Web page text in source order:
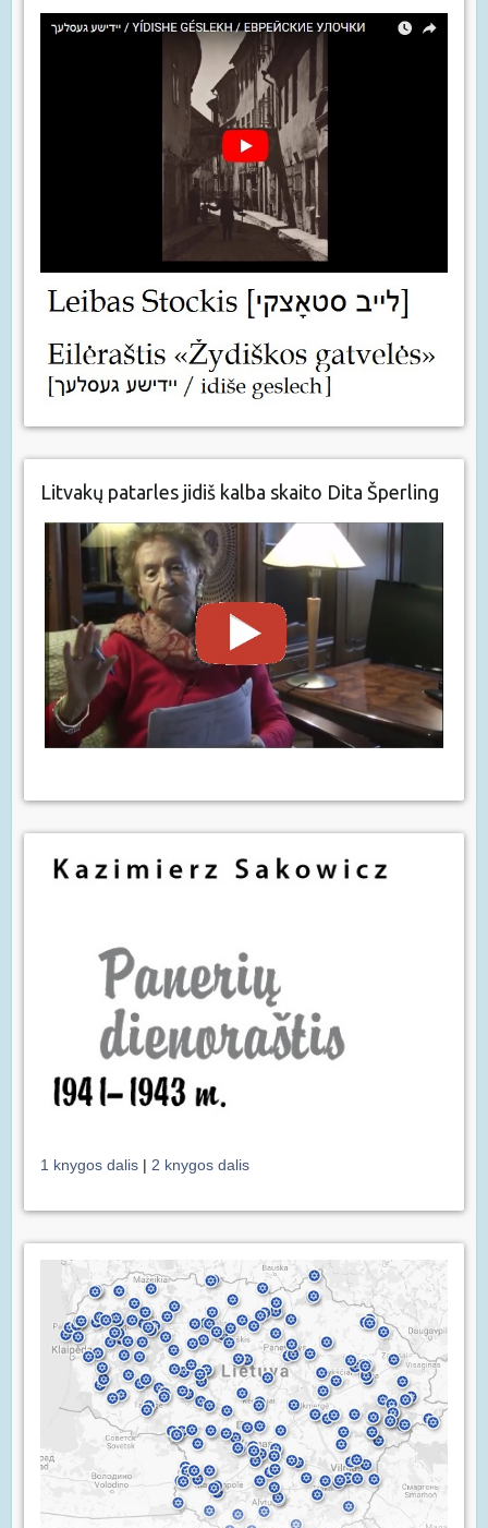
Litvakų patarles jidiš kalba skaito Dita Šperling
1 knygos dalis | 2 knygos dalis